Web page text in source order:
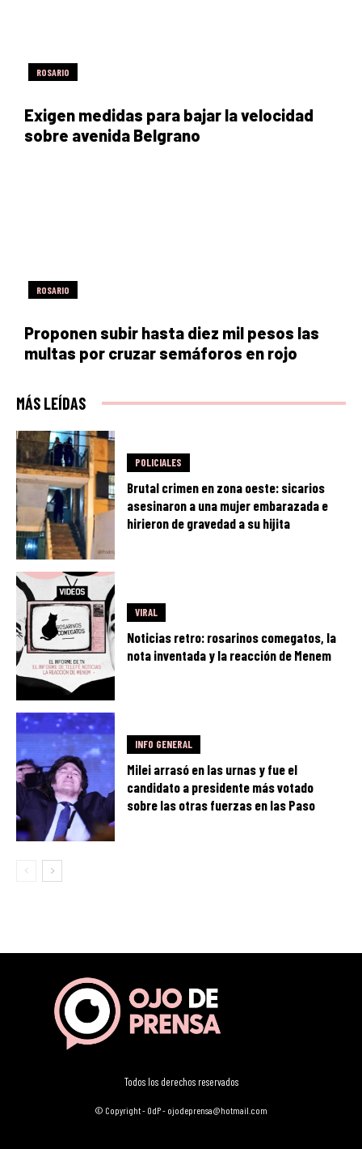
ROSARIO
Exigen medidas para bajar la velocidad
sobre avenida Belgrano
ROSARIO
Proponen subir hasta diez mil pesos las
multas por cruzar semáforos en rojo
MÁS LEÍDAS
POLICIALES
Brutal crimen en zona oeste: sicarios
asesinaron a una mujer embarazada e
hirieron de gravedad a su hijita
VIRAL
Noticias retro: rosarinos comegatos, la
nota inventada y la reacción de Menem
INFO GENERAL
Milei arrasó en las urnas y fue el
candidato a presidente más votado
sobre las otras fuerzas en las Paso
Todos los derechos reservados
© Copyright - OdP - ojodeprensa@hotmail.com